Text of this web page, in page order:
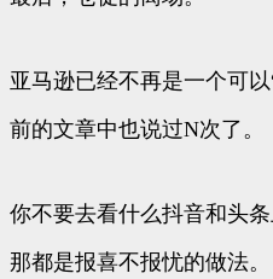
亚马逊已经不再是一个可
前的文章中也说过N次了。
你不要去看什么抖音和头
那都是报喜不报忧的做法。